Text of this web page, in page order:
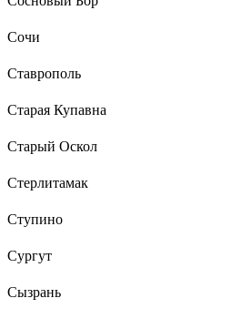
Сочи
Ставрополь
Старая Купавна
Старый Оскол
Стерлитамак
Ступино
Сургут
Сызрань